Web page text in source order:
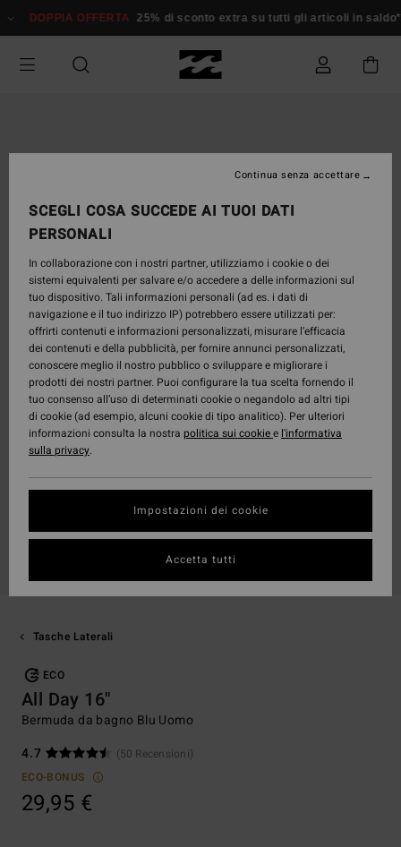
alle
prodotto
DOPPIA OFFERTA 25% di sconto extra su tutti gli articoli in saldo*
Tasche Laterali
ECO
All Day 16"
Bermuda da bagno Blu Uomo
4.7
(50 Recensioni)
ECO-BONUS
29,95 €
SCEGLI COSA SUCCEDE AI TUOI DATI
PERSONALI
In collaborazione con i nostri partner, utilizziamo i cookie o dei
sistemi equivalenti per salvare e/o accedere a delle informazioni sul
tuo dispositivo. Tali informazioni personali (ad es. i dati di
navigazione e il tuo indirizzo IP) potrebbero essere utilizzati per:
offrirti contenuti e informazioni personalizzati, misurare l’efficacia
dei contenuti e della pubblicità, per fornire annunci personalizzati,
conoscere meglio il nostro pubblico o sviluppare e migliorare i
prodotti dei nostri partner. Puoi configurare la tua scelta fornendo il
tuo consenso all’uso di determinati cookie o negandolo ad altri tipi
di cookie (ad esempio, alcuni cookie di tipo analitico). Per ulteriori
informazioni consulta la nostra politica sui cookiee l'informativa
sulla privacy.
Impostazioni dei cookie
Continua senza accettare
Accetta tutti